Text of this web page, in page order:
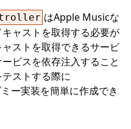
はApple Musicな
ャストを取得する必要が
ストを取得できるサービ
ビスを依存注入すること
ストする際に
ー実装を簡単に作成でき